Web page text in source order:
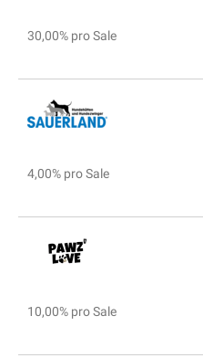
30,00% pro Sale
4,00% pro Sale
10,00% pro Sale